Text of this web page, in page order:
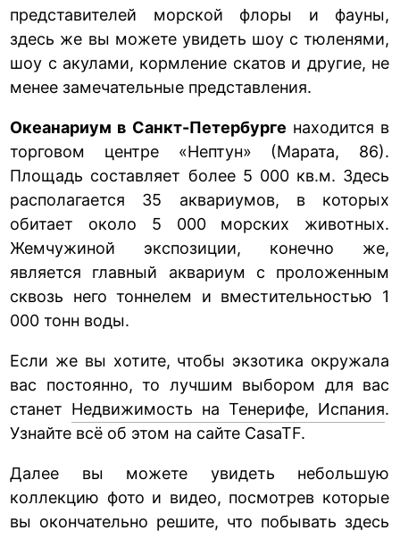
представителей морской флоры и фауны,
здесь же вы можете увидеть шоу с тюленями,
шоу с акулами, кормление скатов и другие, не
менее замечательные представления.
Океанариум в Санкт-Петербурге находится в
торговом центре «Нептун» (Марата, 86).
Площадь составляет более 5 000 кв.м. Здесь
располагается 35 аквариумов, в которых
обитает около 5 000 морских животных.
Жемчужиной экспозиции, конечно же,
является главный аквариум с проложенным
сквозь него тоннелем и вместительностью 1
000 тонн воды.
Если же вы хотите, чтобы экзотика окружала
вас постоянно, то лучшим выбором для вас
станет Недвижимость на Тенерифе, Испания.
Узнайте всё об этом на сайте CasaTF.
Далее вы можете увидеть небольшую
коллекцию фото и видео, посмотрев которые
вы окончательно решите, что побывать здесь